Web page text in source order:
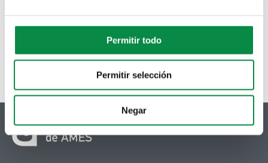
Permitir todo
Permitir selección
Negar